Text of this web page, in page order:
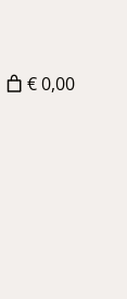
€ 0,00